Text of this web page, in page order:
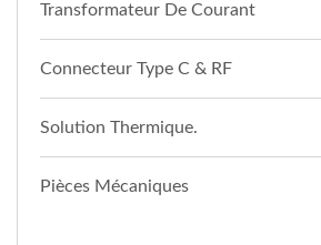
Transformateur De Courant
Connecteur Type C & RF
Solution Thermique.
Pièces Mécaniques